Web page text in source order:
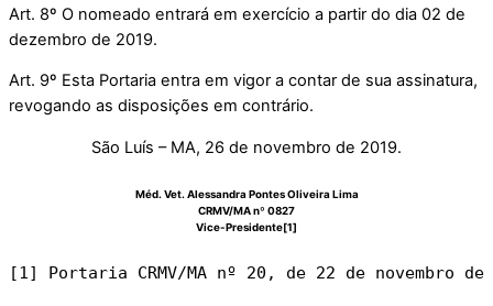
Art. 8º O nomeado entrará em exercício a partir do dia 02 de
dezembro de 2019.
Art. 9º Esta Portaria entra em vigor a contar de sua assinatura,
revogando as disposições em contrário.
São Luís – MA, 26 de novembro de 2019.
Méd. Vet. Alessandra Pontes Oliveira Lima
CRMV/MA nº 0827
Vice-Presidente[1]
[1] Portaria CRMV/MA nº 20, de 22 de